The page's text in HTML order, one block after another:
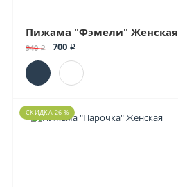
Пижама "Фэмели" Женская
940 ₽ 700 ₽
СКИДКА 26 %